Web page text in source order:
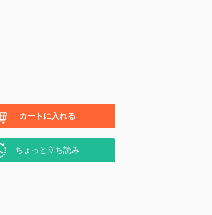
カートに入れる
ちょっと立ち読み